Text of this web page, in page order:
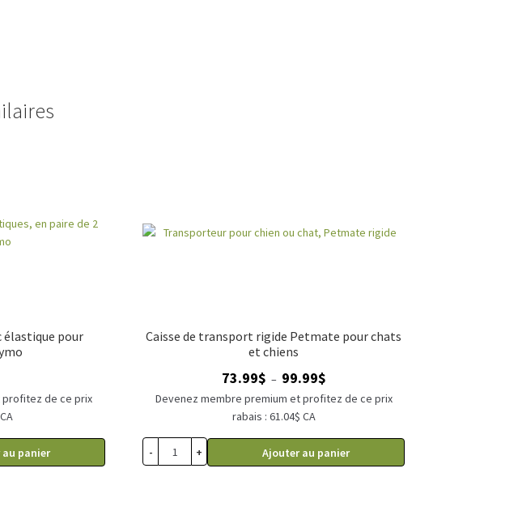
élastique pour
profitez de ce prix
panier
Caisse de transport rigide Petmate pour chats
et chiens
73.99$ – 99.99$Plage
de
99.99$
Devenez membre premium et profitez de ce prix
rabais : 61.04$ CA
- + Ajouter au panier